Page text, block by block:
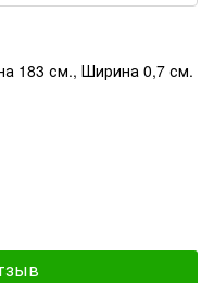
183 см., Ширина 0,7 см.